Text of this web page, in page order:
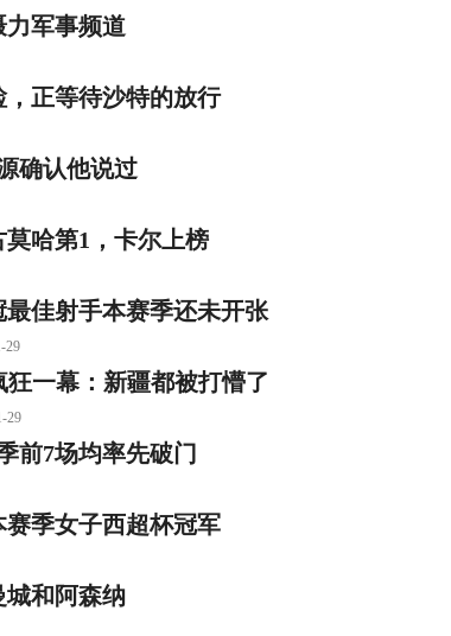
力军事频道
正等待沙特的放行
确认他说过
哈第1，卡尔上榜
佳射手本赛季还未开张
29
一幕：新疆都被打懵了
29
前7场均率先破门
季女子西超杯冠军
城和阿森纳